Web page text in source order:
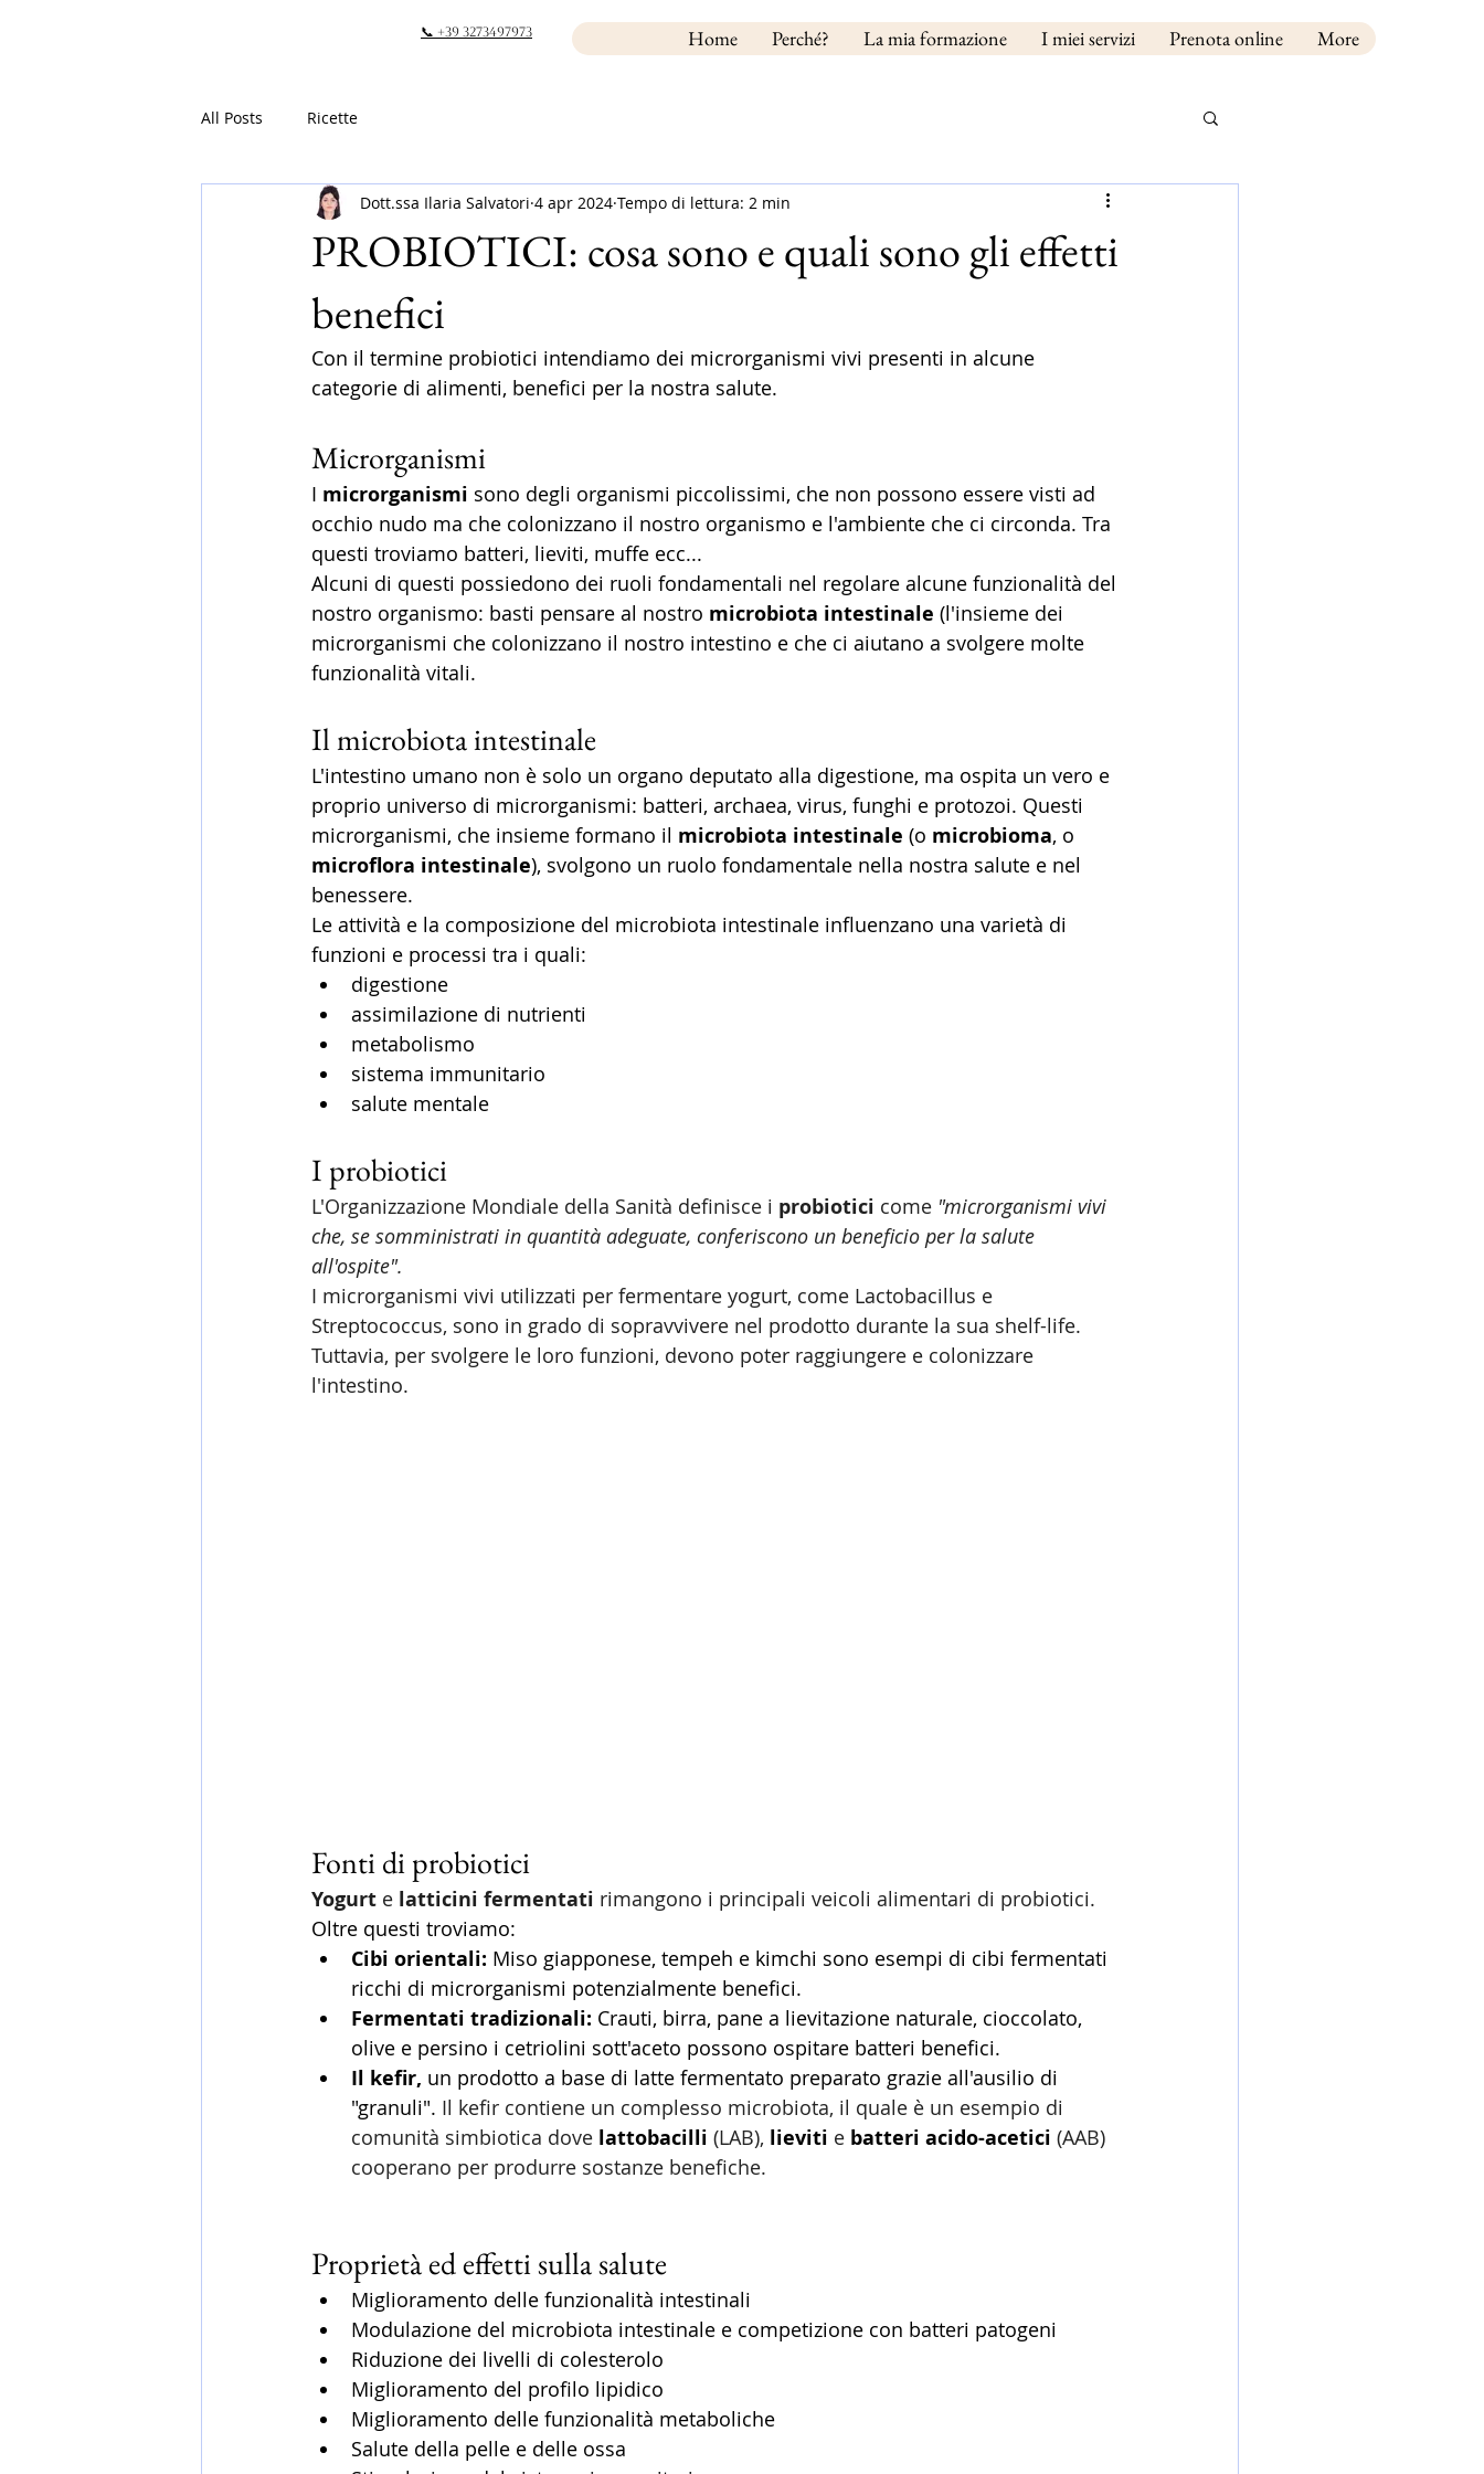
📞 +39 3273497973 Home Perché? La mia formazione I miei servizi Prenota online More
All Posts Ricette
PROBIOTICI: cosa sono e quali sono gli effetti
benefici
Dott.ssa Ilaria Salvatori 4 apr 2024 Tempo di lettura: 2 min
Con il termine probiotici intendiamo dei microrganismi vivi presenti in alcune
categorie di alimenti, benefici per la nostra salute.
Microrganismi
I microrganismi sono degli organismi piccolissimi, che non possono essere visti ad
occhio nudo ma che colonizzano il nostro organismo e l'ambiente che ci circonda. Tra
questi troviamo batteri, lieviti, muffe ecc...
Alcuni di questi possiedono dei ruoli fondamentali nel regolare alcune funzionalità del
nostro organismo: basti pensare al nostro microbiota intestinale (l'insieme dei
microrganismi che colonizzano il nostro intestino e che ci aiutano a svolgere molte
funzionalità vitali.
Il microbiota intestinale
L'intestino umano non è solo un organo deputato alla digestione, ma ospita un vero e
proprio universo di microrganismi: batteri, archaea, virus, funghi e protozoi. Questi
microrganismi, che insieme formano il microbiota intestinale (o microbioma, o
microflora intestinale), svolgono un ruolo fondamentale nella nostra salute e nel
benessere.
Le attività e la composizione del microbiota intestinale influenzano una varietà di
funzioni e processi tra i quali:
digestione
assimilazione di nutrienti
metabolismo
sistema immunitario
salute mentale
I probiotici
L'Organizzazione Mondiale della Sanità definisce i probiotici come "microrganismi vivi
che, se somministrati in quantità adeguate, conferiscono un beneficio per la salute
all'ospite".
I microrganismi vivi utilizzati per fermentare yogurt, come Lactobacillus e
Streptococcus, sono in grado di sopravvivere nel prodotto durante la sua shelf-life.
Tuttavia, per svolgere le loro funzioni, devono poter raggiungere e colonizzare
l'intestino.
Fonti di probiotici
Yogurt e latticini fermentati rimangono i principali veicoli alimentari di probiotici.
Oltre questi troviamo:
Cibi orientali: Miso giapponese, tempeh e kimchi sono esempi di cibi fermentati
ricchi di microrganismi potenzialmente benefici.
Fermentati tradizionali: Crauti, birra, pane a lievitazione naturale, cioccolato,
olive e persino i cetriolini sott'aceto possono ospitare batteri benefici.
Il kefir, un prodotto a base di latte fermentato preparato grazie all'ausilio di
"granuli". Il kefir contiene un complesso microbiota, il quale è un esempio di
comunità simbiotica dove lattobacilli (LAB), lieviti e batteri acido-acetici (AAB)
cooperano per produrre sostanze benefiche.
Proprietà ed effetti sulla salute
Miglioramento delle funzionalità intestinali
Modulazione del microbiota intestinale e competizione con batteri patogeni
Riduzione dei livelli di colesterolo
Miglioramento del profilo lipidico
Miglioramento delle funzionalità metaboliche
Salute della pelle e delle ossa